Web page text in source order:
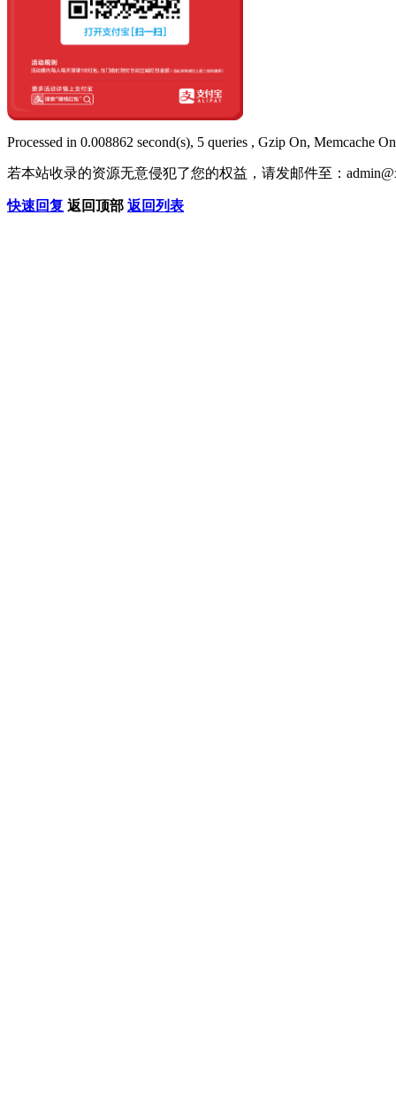
Processed in 0.008862 second(s), 5 queries , Gzip On, Memcache
若本站收录的资源无意侵犯了您的权益，请发邮件至：
快速回复 返回顶部 返回列表